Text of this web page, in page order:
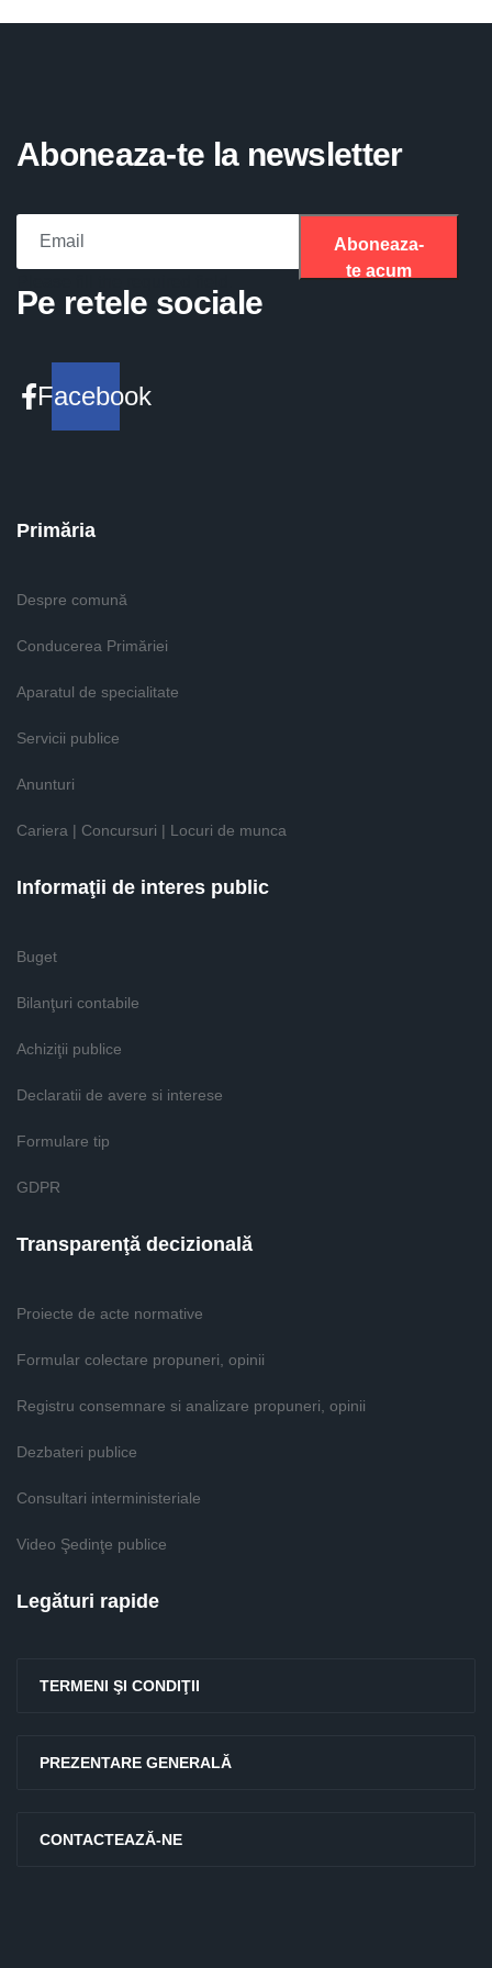
Aboneaza-te la newsletter
Aboneaza-
te acum
Pe retele sociale
Facebook
Primăria
Despre comună
Conducerea Primăriei
Aparatul de specialitate
Servicii publice
Anunturi
Cariera | Concursuri | Locuri de munca
Informaţii de interes public
Buget
Bilanţuri contabile
Achiziţii publice
Declaratii de avere si interese
Formulare tip
GDPR
Transparenţă decizională
Proiecte de acte normative
Formular colectare propuneri, opinii
Registru consemnare si analizare propuneri, opinii
Dezbateri publice
Consultari interministeriale
Video Şedinţe publice
Legături rapide
TERMENI ŞI CONDIŢII
PREZENTARE GENERALĂ
CONTACTEAZĂ-NE